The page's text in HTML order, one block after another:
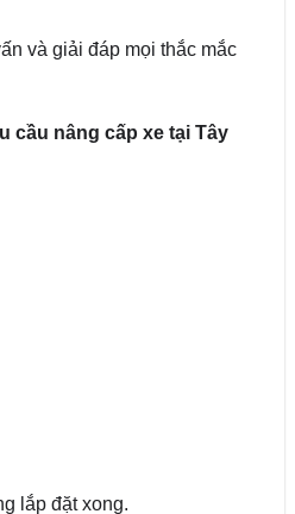
và giải đáp mọi thắc mắc
cầu nâng cấp xe tại Tây
lắp đặt xong.